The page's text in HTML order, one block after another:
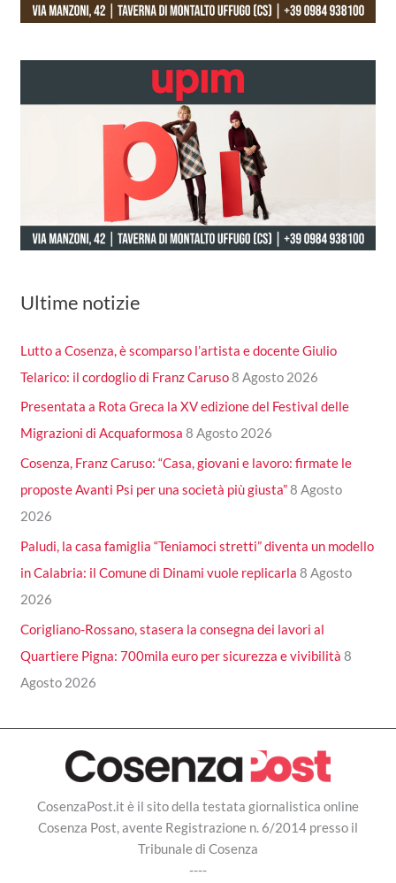
Ultime notizie
Lutto a Cosenza, è scomparso l’artista e docente Giulio
Telarico: il cordoglio di Franz Caruso8 Agosto 2026
Presentata a Rota Greca la XV edizione del Festival delle
Migrazioni di Acquaformosa 8 Agosto 2026
Cosenza, Franz Caruso: “Casa, giovani e lavoro: firmate le
proposte Avanti Psi per una società più giusta”8 Agosto
2026
Paludi, la casa famiglia “Teniamoci stretti” diventa un modello
in Calabria: il Comune di Dinami vuole replicarla 8 Agosto
2026
Corigliano-Rossano, stasera la consegna dei lavori al
Quartiere Pigna: 700mila euro per sicurezza e vivibilità 8
Agosto 2026
CosenzaPost.it è il sito della testata giornalistica online
Cosenza Post, avente Registrazione n. 6/2014 presso il
Tribunale di Cosenza
----